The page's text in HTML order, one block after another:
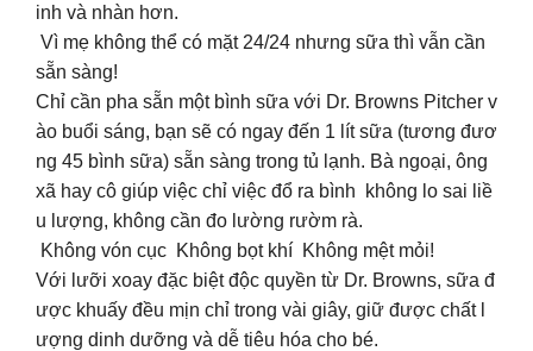
inh và nhàn hơn.
Vì mẹ không thể có mặt 24/24 nhưng sữa thì vẫn cần
sẵn sàng!
Chỉ cần pha sẵn một bình sữa với Dr. Browns Pitcher v
ào buổi sáng, bạn sẽ có ngay đến 1 lít sữa (tương đươ
ng 45 bình sữa) sẵn sàng trong tủ lạnh. Bà ngoại, ông
xã hay cô giúp việc chỉ việc đổ ra bình không lo sai liề
u lượng, không cần đo lường rườm rà.
Không vón cục Không bọt khí Không mệt mỏi!
Với lưỡi xoay đặc biệt độc quyền từ Dr. Browns, sữa đ
ược khuấy đều mịn chỉ trong vài giây, giữ được chất l
ượng dinh dưỡng và dễ tiêu hóa cho bé.